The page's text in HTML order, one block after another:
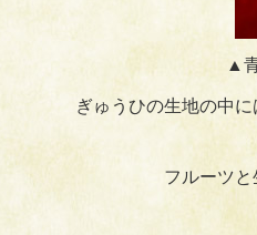
▲
ぎゅうひの生地の中
フルーツと